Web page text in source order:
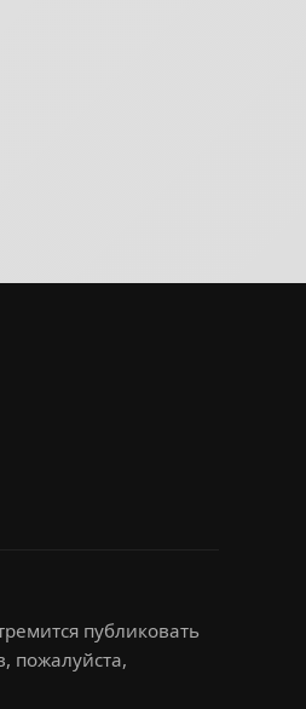
публиковать
пожалуйста,